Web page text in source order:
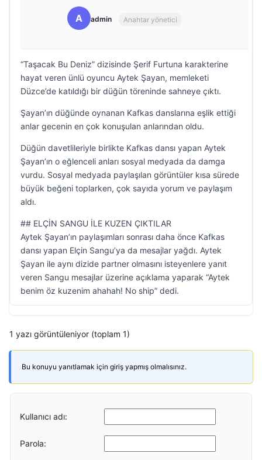
A admin Anahtar yönetici
“Taşacak Bu Deniz” dizisinde Şerif Furtuna karakterine
hayat veren ünlü oyuncu Aytek Şayan, memleketi
Düzce’de katıldığı bir düğün töreninde sahneye çıktı.
Şayan’ın düğünde oynanan Kafkas danslarına eşlik ettiği
anlar gecenin en çok konuşulan anlarından oldu.
Düğün davetlileriyle birlikte Kafkas dansı yapan Aytek
Şayan’ın o eğlenceli anları sosyal medyada da damga
vurdu. Sosyal medyada paylaşılan görüntüler kısa sürede
büyük beğeni toplarken, çok sayıda yorum ve paylaşım
aldı.
## ELÇİN SANGU İLE KUZEN ÇIKTILAR
Aytek Şayan’ın paylaşımları sonrası daha önce Kafkas
dansı yapan Elçin Sangu’ya da mesajlar yağdı. Aytek
Şayan ile aynı dizide partner olmasını isteyenlere yanıt
veren Sangu mesajlar üzerine açıklama yaparak “Aytek
benim öz kuzenim ahahah! No ship” dedi.
1 yazı görüntüleniyor (toplam 1)
Bu konuyu yanıtlamak için giriş yapmış olmalısınız.
Kullanıcı adı:
Parola: